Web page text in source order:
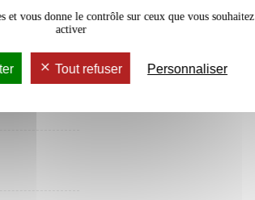
et vous donne le contrôle sur ceux que vous souhaitez
activer
Tout refuser Personnaliser